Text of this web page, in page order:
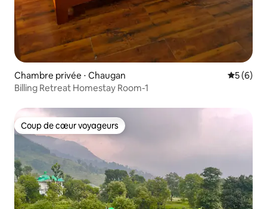
Chambre privée ⋅ Chaugan
5 (6)
Billing Retreat Homestay Room-1
Coup de cœur voyageurs
Coup de cœur voyageurs